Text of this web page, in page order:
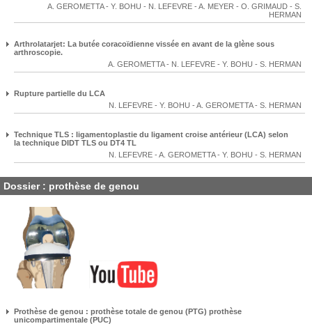
A. GEROMETTA- Y. BOHU - N. LEFEVRE - A. MEYER - O. GRIMAUD - S.
HERMAN
Arthrolatarjet: La butée coracoïdienne vissée en avant de la glène sous
arthroscopie.
A. GEROMETTA- N. LEFEVRE - Y. BOHU - S. HERMAN
Rupture partielle du LCA
N. LEFEVRE - Y. BOHU - A. GEROMETTA- S. HERMAN
Technique TLS : ligamentoplastie du ligament croise antérieur (LCA) selon
la technique DIDT TLS ou DT4 TL
N. LEFEVRE - A. GEROMETTA- Y. BOHU - S. HERMAN
Dossier : prothèse de genou
Prothèse de genou : prothèse totale de genou (PTG) prothèse
unicompartimentale (PUC)